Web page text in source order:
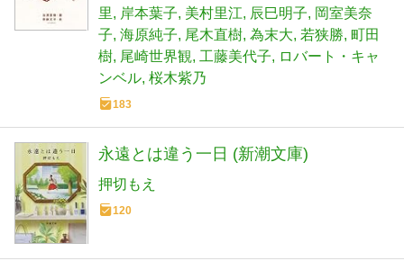
里
岸本葉子 美村里江 辰巳明子
岡室美奈
子 海原純子 尾木直樹 為末大 若狭勝 町田
樹 尾崎世界観 工藤美代子
ロバート・キャ
ンベル 桜木紫乃
183
永遠とは違う一日 (新潮文庫)
押切もえ
120